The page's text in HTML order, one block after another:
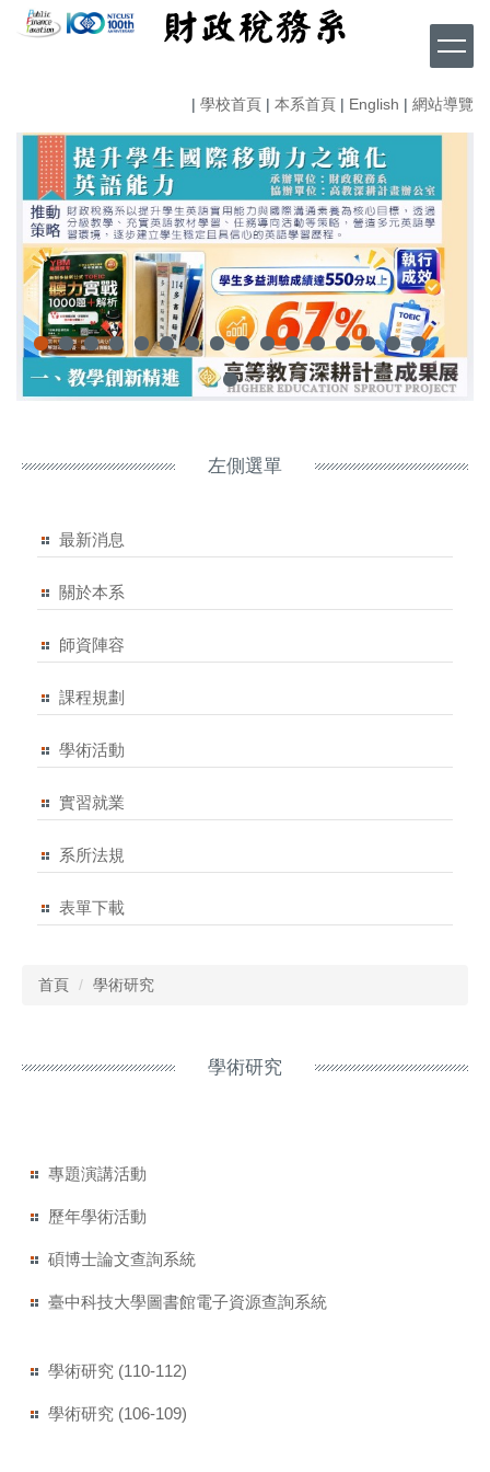
到
容
| 學校首頁 | 本系首頁 | English | 網站導覽
左側選單
最新消息
關於本系
師資陣容
課程規劃
學術活動
實習就業
系所法規
表單下載
首頁 學術研究
學術研究
專題演講活動
歷年學術活動
碩博士論文查詢系統
臺中科技大學圖書館電子資源查詢系統
學術研究 (110-112)
學術研究 (106-109)